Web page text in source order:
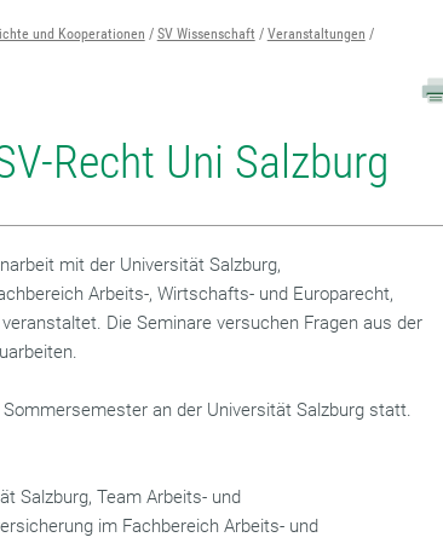
und Kooperationen SV Wissenschaft
Veranstaltungen
Recht Uni Salzburg
mit der Universität Salzburg,
Arbeits-, Wirtschafts- und Europarecht,
Die Seminare versuchen Fragen aus der
an der Universität Salzburg statt.
Salzburg, Team Arbeits- und
im Fachbereich Arbeits- und